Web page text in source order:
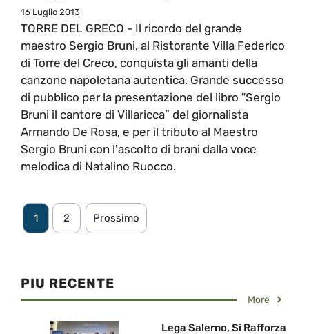
16 Luglio 2013
TORRE DEL GRECO - Il ricordo del grande
maestro Sergio Bruni, al Ristorante Villa Federico
di Torre del Creco, conquista gli amanti della
canzone napoletana autentica. Grande successo
di pubblico per la presentazione del libro "Sergio
Bruni il cantore di Villaricca” del giornalista
Armando De Rosa, e per il tributo al Maestro
Sergio Bruni con l'ascolto di brani dalla voce
melodica di Natalino Ruocco.
1 2 Prossimo
PIU RECENTE
More
Lega Salerno, Si Rafforza